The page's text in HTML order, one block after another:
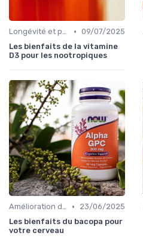
Longévité et prévention • 09/07/2025
Les bienfaits de la vitamine
D3 pour les nootropiques
Amélioration de l'humeur •
23/06/2025
Les bienfaits du bacopa pour
votre cerveau